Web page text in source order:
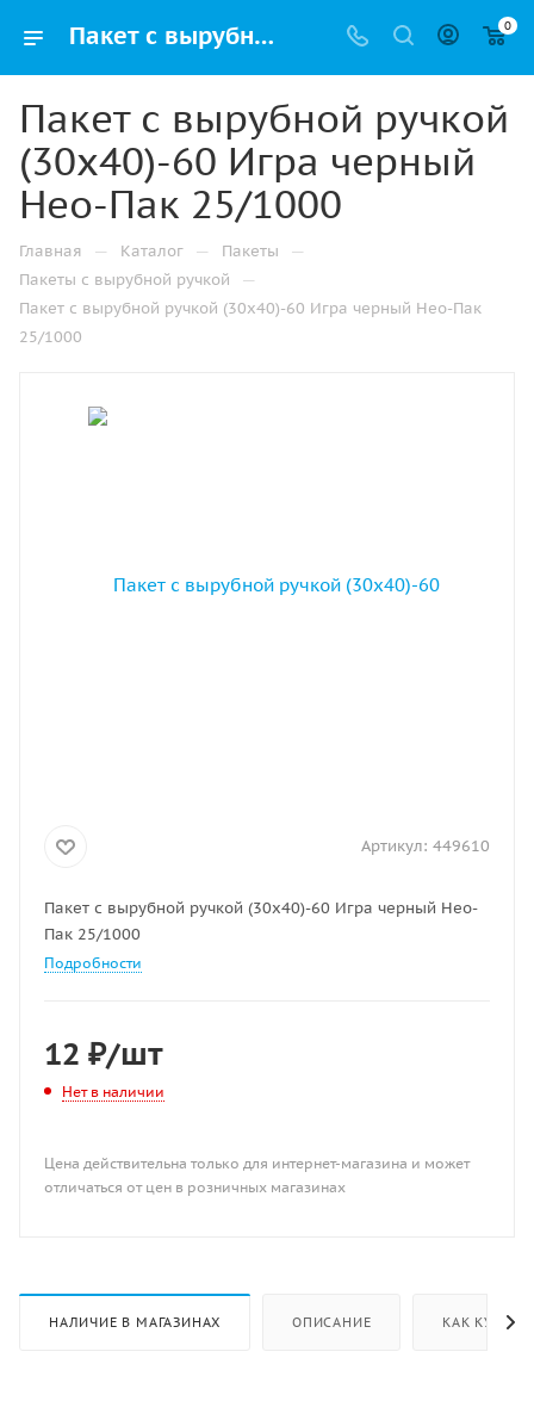
Пакет с вырубной ручкой (30х40)-60 Игра черный Нео-Пак 25/1000 купить в Ижевске с доставкой оптом и в розницу 0
Пакет с вырубной ручкой
(30х40)-60 Игра черный
Нео-Пак 25/1000
Главная — Каталог — Пакеты —
Пакеты с вырубной ручкой —
Пакет с вырубной ручкой (30х40)-60 Игра черный Нео-Пак
25/1000
Артикул: 449610
Пакет с вырубной ручкой (30х40)-60 Игра черный Нео-
Пак 25/1000
Подробности
12 ₽/шт
Нет в наличии
Цена действительна только для интернет-магазина и может
отличаться от цен в розничных магазинах
НАЛИЧИЕ В МАГАЗИНАХ ОПИСАНИЕ КАК КУПИТЬ